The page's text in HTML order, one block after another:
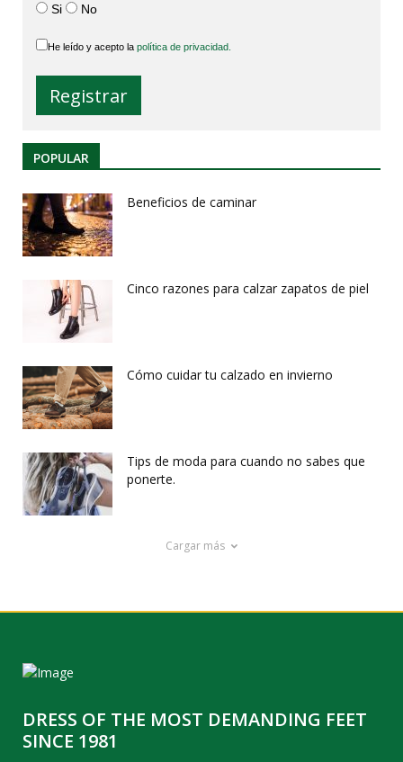
Si
No
He leído y acepto la política de privacidad.
POPULAR
Beneficios de caminar
Cinco razones para calzar zapatos de piel
Cómo cuidar tu calzado en invierno
Tips de moda para cuando no sabes que
ponerte.
Cargar más
DRESS OF THE MOST DEMANDING FEET
SINCE 1981